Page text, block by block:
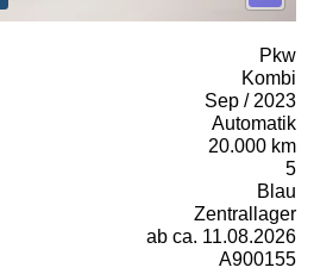
Pkw
Kombi
Sep / 2023
Automatik
20.000 km
5
Blau
Zentrallager
ab ca. 11.08.2026
A900155